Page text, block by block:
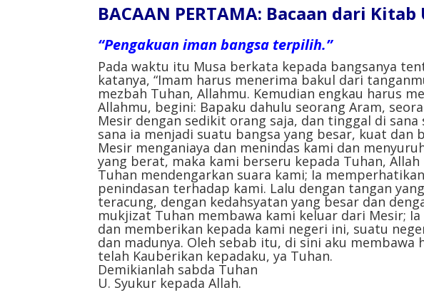
BACAAN PERTAMA: Bacaan dari
“Pengakuan iman bangsa terpilih.”
Pada waktu itu Musa berkata kepada bangsanya
katanya, “Imam harus menerima bakul dari
mezbah Tuhan, Allahmu. Kemudian engkau harus
Allahmu, begini: Bapaku dahulu seorang Aram,
Mesir dengan sedikit orang saja, dan tinggal di
sana ia menjadi suatu bangsa yang besar, kuat dan
Mesir menganiaya dan menindas kami dan
yang berat, maka kami berseru kepada Tuhan,
Tuhan mendengarkan suara kami; Ia
penindasan terhadap kami. Lalu dengan tangan
teracung, dengan kedahsyatan yang besar dan
mukjizat Tuhan membawa kami keluar dari Mesir;
dan memberikan kepada kami negeri ini, suatu
dan madunya. Oleh sebab itu, di sini aku
telah Kauberikan kepadaku, ya Tuhan.
Demikianlah sabda Tuhan
U. Syukur kepada Allah.